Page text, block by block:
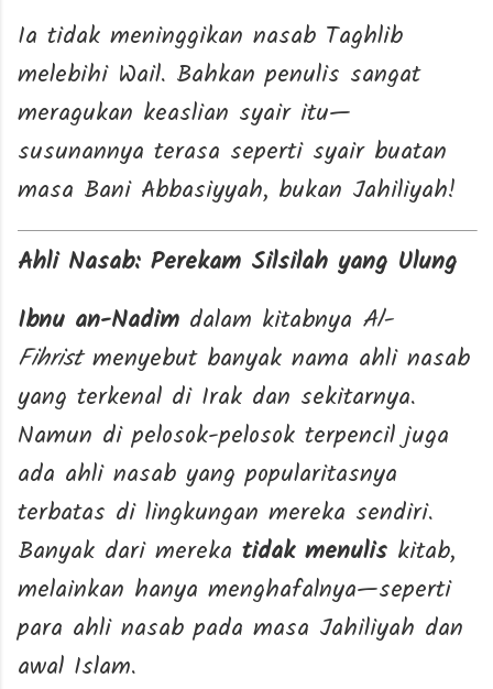
Ia tidak meninggikan nasab Taghlib
melebihi Wail. Bahkan penulis sangat
meragukan keaslian syair itu—
susunannya terasa seperti syair buatan
masa Bani Abbasiyyah, bukan Jahiliyah!
Ahli Nasab: Perekam Silsilah yang Ulung
Ibnu an-Nadim dalam kitabnya Al-
Fihristmenyebut banyak nama ahli nasab
yang terkenal di Irak dan sekitarnya.
Namun di pelosok-pelosok terpencil juga
ada ahli nasab yang popularitasnya
terbatas di lingkungan mereka sendiri.
Banyak dari mereka tidak menulis kitab,
melainkan hanya menghafalnya—seperti
para ahli nasab pada masa Jahiliyah dan
awal Islam.